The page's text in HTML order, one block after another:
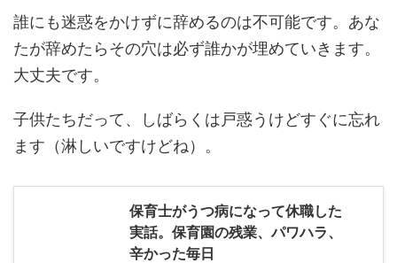
誰にも迷惑をかけずに辞めるのは不可能です。あな
たが辞めたらその穴は必ず誰かが埋めていきます。
大丈夫です。
子供たちだって、しばらくは戸惑うけどすぐに忘れ
ます（淋しいですけどね）。
保育士がうつ病になって休職した
実話。保育園の残業、パワハラ、
辛かった毎日